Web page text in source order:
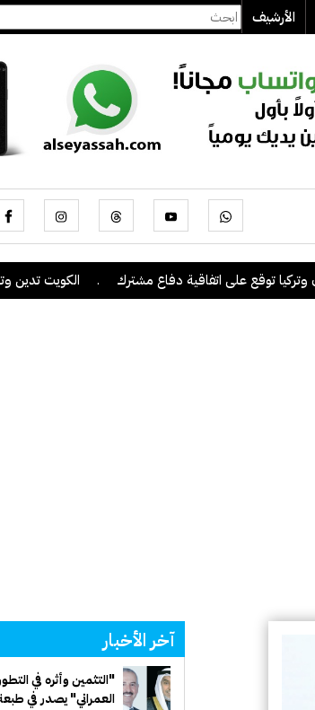
الأرشيف
على اتفاقية دفاع مشترك . الكويت تدين وتستنكر
آخر الأخبار
"التثمين وأثره في
العمراني" يصدر في